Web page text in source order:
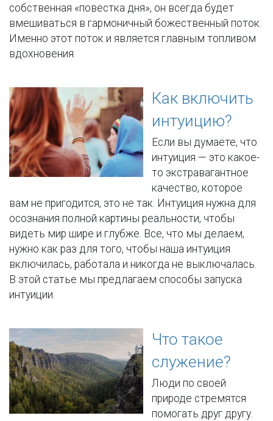
собственная «повестка дня», он всегда будет
вмешиваться в гармоничный божественный поток.
Именно этот поток и является главным топливом
вдохновения.
Как включить
интуицию?
Если вы думаете, что
интуиция — это какое-
то экстравагантное
качество, которое
вам не пригодится, это не так. Интуиция нужна для
осознания полной картины реальности, чтобы
видеть мир шире и глубже. Все, что мы делаем,
нужно как раз для того, чтобы наша интуиция
включилась, работала и никогда не выключалась.
В этой статье мы предлагаем способы запуска
интуиции.
Что такое
служение?
Люди по своей
природе стремятся
помогать друг другу.